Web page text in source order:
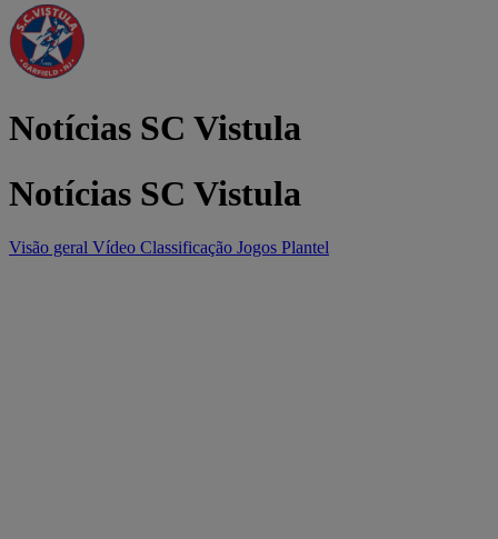
Notícias SC Vistula
Notícias SC Vistula
Visão geral Vídeo Classificação Jogos Plantel